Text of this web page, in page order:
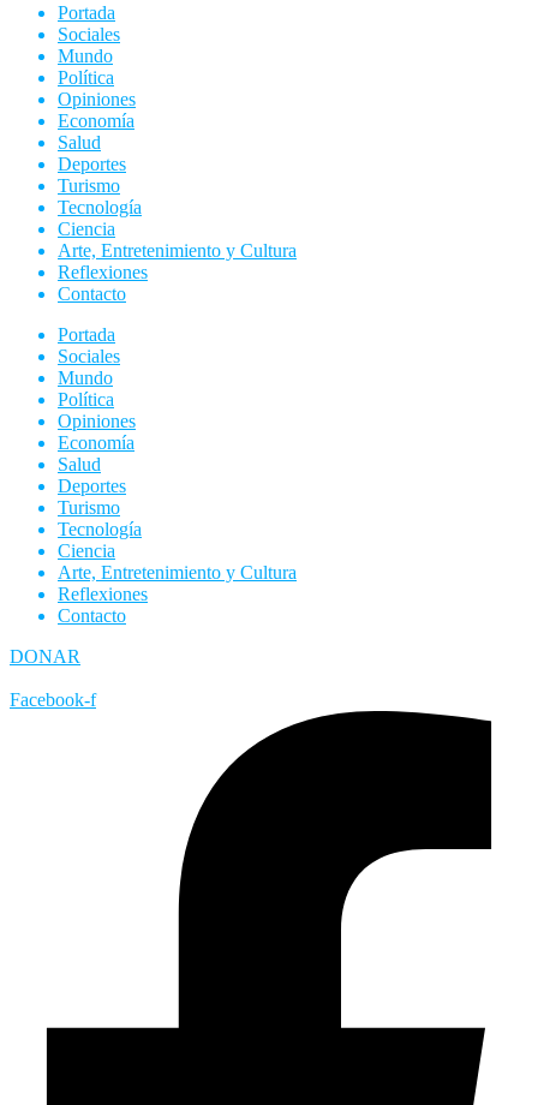
Portada
Sociales
Mundo
Política
Opiniones
Economía
Salud
Deportes
Turismo
Tecnología
Ciencia
Arte, Entretenimiento y Cultura
Reflexiones
Contacto
Portada
Sociales
Mundo
Política
Opiniones
Economía
Salud
Deportes
Turismo
Tecnología
Ciencia
Arte, Entretenimiento y Cultura
Reflexiones
Contacto
DONAR
Facebook-f